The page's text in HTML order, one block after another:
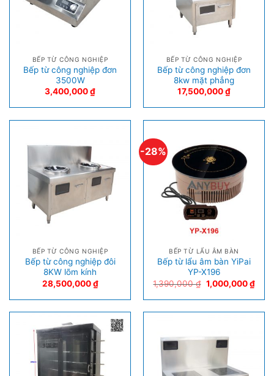
BẾP TỪ CÔNG NGHIỆP
Bếp từ công nghiệp đơn
3500W
3,400,000₫
BẾP TỪ CÔNG NGHIỆP
Bếp từ công nghiệp đơn
8kw mặt phẳng
17,500,000₫
BẾP TỪ CÔNG NGHIỆP
Bếp từ công nghiệp đôi
8KW lõm kính
28,500,000₫
-28%
BẾP TỪ LẨU ÂM BÀN
Bếp từ lẩu âm bàn YiPai
YP-X196
1,390,000₫ 1,000,000₫